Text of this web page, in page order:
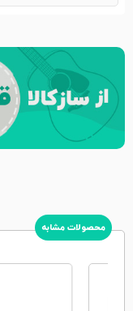
محصولات مشابه